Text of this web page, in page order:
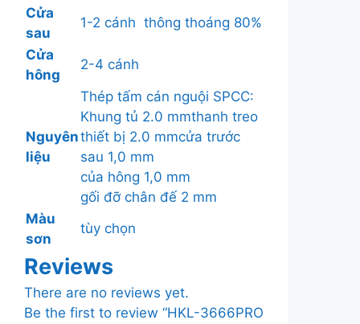
Cửa
sau
1-2 cánh thông thoáng 80%
Cửa
hông
2-4 cánh
Nguyên
liệu
Thép tấm cán nguội SPCC:
Khung tủ 2.0 mmthanh treo
thiết bị 2.0 mmcửa trước
sau 1,0 mm
của hông 1,0 mm
gối đỡ chân đế 2 mm
Màu
sơn
tùy chọn
Reviews
There are no reviews yet.
Be the first to review “HKL-3666PRO